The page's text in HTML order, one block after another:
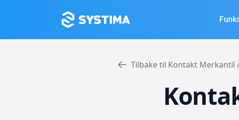
Tilbake til Kontakt Merkantil